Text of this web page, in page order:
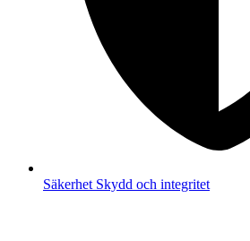
Säkerhet Skydd och integritet